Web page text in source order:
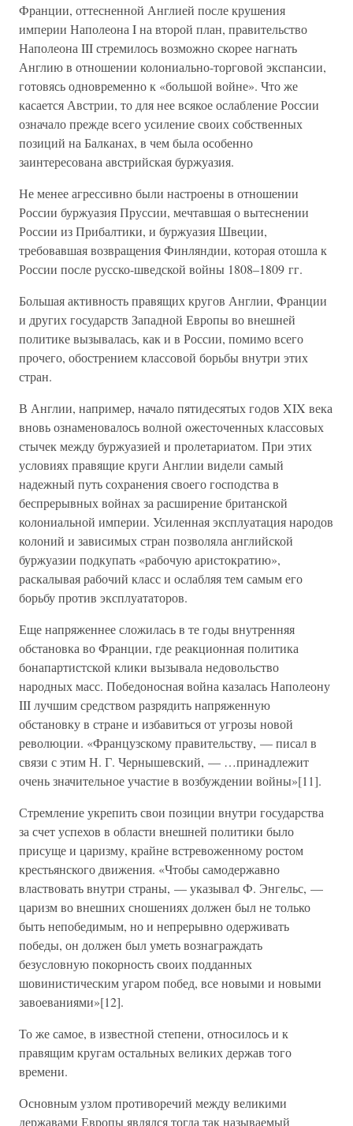
Франции, оттесненной Англией после крушения
империи Наполеона I на второй план, правительство
Наполеона III стремилось возможно скорее нагнать
Англию в отношении колониально-торговой экспансии,
готовясь одновременно к «большой войне». Что же
касается Австрии, то для нее всякое ослабление России
означало прежде всего усиление своих собственных
позиций на Балканах, в чем была особенно
заинтересована австрийская буржуазия.
Не менее агрессивно были настроены в отношении
России буржуазия Пруссии, мечтавшая о вытеснении
России из Прибалтики, и буржуазия Швеции,
требовавшая возвращения Финляндии, которая отошла к
России после русско-шведской войны 1808–1809 гг.
Большая активность правящих кругов Англии, Франции
и других государств Западной Европы во внешней
политике вызывалась, как и в России, помимо всего
прочего, обострением классовой борьбы внутри этих
стран.
В Англии, например, начало пятидесятых годов XIX века
вновь ознаменовалось волной ожесточенных классовых
стычек между буржуазией и пролетариатом. При этих
условиях правящие круги Англии видели самый
надежный путь сохранения своего господства в
беспрерывных войнах за расширение британской
колониальной империи. Усиленная эксплуатация народов
колоний и зависимых стран позволяла английской
буржуазии подкупать «рабочую аристократию»,
раскалывая рабочий класс и ослабляя тем самым его
борьбу против эксплуататоров.
Еще напряженнее сложилась в те годы внутренняя
обстановка во Франции, где реакционная политика
бонапартистской клики вызывала недовольство
народных масс. Победоносная война казалась Наполеону
III лучшим средством разрядить напряженную
обстановку в стране и избавиться от угрозы новой
революции. «Французскому правительству, — писал в
связи с этим Н. Г. Чернышевский, — …принадлежит
очень значительное участие в возбуждении войны»[11].
Стремление укрепить свои позиции внутри государства
за счет успехов в области внешней политики было
присуще и царизму, крайне встревоженному ростом
крестьянского движения. «Чтобы самодержавно
властвовать внутри страны, — указывал Ф. Энгельс, —
царизм во внешних сношениях должен был не только
быть непобедимым, но и непрерывно одерживать
победы, он должен был уметь вознаграждать
безусловную покорность своих подданных
шовинистическим угаром побед, все новыми и новыми
завоеваниями»[12].
То же самое, в известной степени, относилось и к
правящим кругам остальных великих держав того
времени.
Основным узлом противоречий между великими
державами Европы являлся тогда так называемый